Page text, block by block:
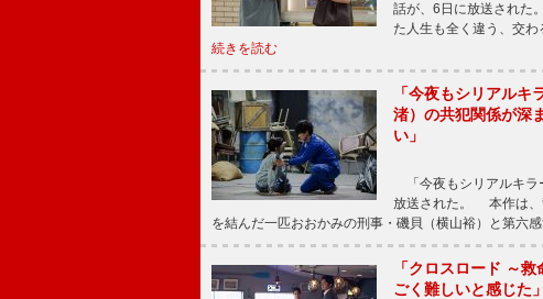
話が、6日に放送された
た人生も全く違う、交
続きを読む
「今夜もシリアル
渚）の共犯関係が深
い」
「今夜もシリアルキラ
放送された。 本作は、
を結んだ一匹おおかみの刑事・磯貝（横山裕）と第六
「クロスロード ～
ごく難しいと感じた